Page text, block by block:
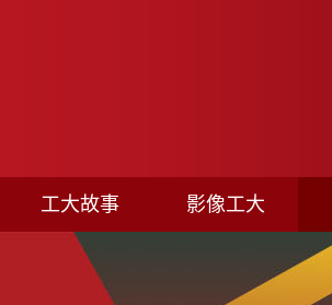
工大故事 影像工大